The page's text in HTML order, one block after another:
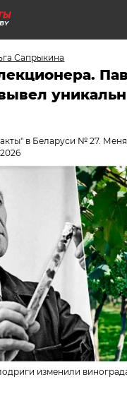
Сапрыкина
в Беларуси № 27.
изменили